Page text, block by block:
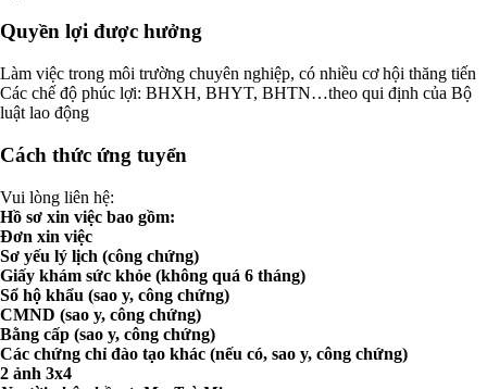
Quyền lợi được hưởng
Làm việc trong môi trường chuyên nghiệp, có nhiều cơ hội thăng tiến
Các chế độ phúc lợi: BHXH, BHYT, BHTN…theo qui định của Bộ
luật lao động
Cách thức ứng tuyển
Vui lòng liên hệ:
Hồ sơ xin việc bao gồm:
Đơn xin việc
Sơ yếu lý lịch (công chứng)
Giấy khám sức khỏe (không quá 6 tháng)
Sổ hộ khẩu (sao y, công chứng)
CMND (sao y, công chứng)
Bằng cấp (sao y, công chứng)
Các chứng chỉ đào tạo khác (nếu có, sao y, công chứng)
2 ảnh 3x4